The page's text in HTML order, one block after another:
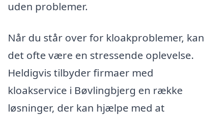
uden problemer.
Når du står over for kloakproblemer, kan
det ofte være en stressende oplevelse.
Heldigvis tilbyder firmaer med
kloakservice i Bøvlingbjerg en række
løsninger, der kan hjælpe med at